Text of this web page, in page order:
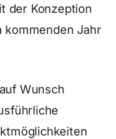
der Konzeption
kommenden Jahr
Wunsch